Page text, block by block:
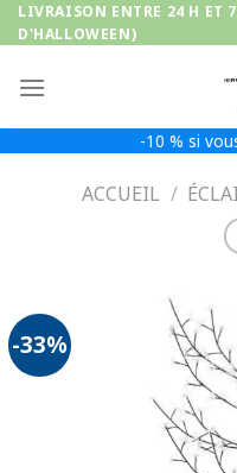
Passer
au
LIVRAISON ENTRE 24 H ET
D'HALLOWEEN)
-10 % si
ACCUEIL /
-33%